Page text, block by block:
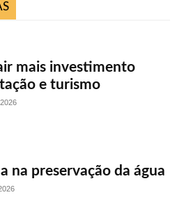
mais investimento
e turismo
na preservação da água